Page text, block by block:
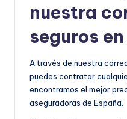
nuestra
seguros
A través de nuestra
puedes contratar
encontramos el mejor
aseguradoras de España.